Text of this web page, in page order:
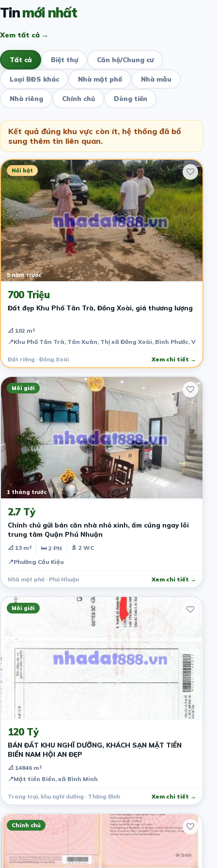
Tinmới nhất
Xem tất cả →
Tất cả Biệt thự Căn hộ/Chung cư
Loại BĐS khác Nhà mặt phố Nhà mẫu
Nhà riêng Chính chủ Dòng tiền
Kết quả đúng khu vực còn ít, hệ thống đã bổ
sung thêm tin liên quan.
Nổi bật
5 năm trước
700 Triệu
Đất đẹp Khu Phố Tân Trà, Đồng Xoài, giá thương lượng
📐 102 m²
📍Khu Phố Tân Trà, Tân Xuân, Thị xã Đồng Xoài, Bình Phước, Việt
Đất riêng · Đồng Xoài Xem chi tiết →
Môi giới
1 tháng trước
2.7 Tỷ
​Chính chủ gửi bán căn nhà nhỏ xinh, ấm cúng ngay lõi
trung tâm Quận Phú Nhuận
📐 13 m² 🛏 2 PN
🚿 2 WC
📍Phường Cầu Kiệu
Nhà mặt phố · Phú Nhuận Xem chi tiết →
Môi giới
2 tháng trước
120 Tỷ
BÁN ĐẤT KHU NGHĨ DƯỠNG, KHÁCH SẠN MẶT TIỀN
BIỂN NAM HỘI AN ĐẸP
📐 14846 m²
📍Mặt tiền Biển, xã Bình Minh
Trang trại, khu nghỉ dưỡng · Thăng Bình Xem chi tiết →
Chính chủ